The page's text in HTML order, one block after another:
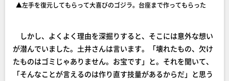
▲左手を復元してもらって大喜びのゴジラ。台座まで作ってもらった
しかし、よくよく理由を深掘りすると、そこには意外な想い
が潜んでいました。土井さんは言います。「壊れたもの、欠け
たものはゴミじゃありません。お宝です」と。それを聞いて、
「そんなことが言えるのは作り直す技量があるからだ」と思う